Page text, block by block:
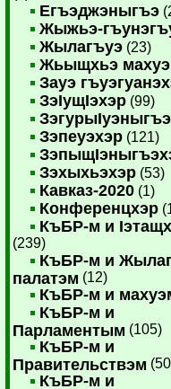
Егъэджэныгъэ
Жыжьэ-
Жылагъуэ (23)
Жьыщхьэ махуэ
Зауэ
ЗэIущIэхэр (99)
Зэпеуэхэр (121)
Зэхыхьэхэр (53)
Кавказ-2020 (1)
Конференцхэр
КъБР-м и
(239)
КъБР-м и
палатэм (12)
КъБР-м и
КъБР-м и
Парламентым (105)
КъБР-м и
Правительствэм
КъБР-м и